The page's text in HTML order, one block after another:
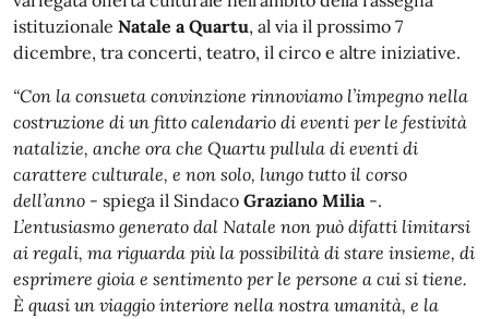
istituzionale Natale a Quartu, al via il prossimo 7
dicembre, tra concerti, teatro, il circo e altre iniziative.
“Con la consueta convinzione rinnoviamo l’impegno nella
costruzione di un fitto calendario di eventi per le festività
natalizie, anche ora che Quartu pullula di eventi di
carattere culturale, e non solo, lungo tutto il corso
dell’anno - spiega il Sindaco Graziano Milia-.
L’entusiasmo generato dal Natale non può difatti limitarsi
ai regali, ma riguarda più la possibilità di stare insieme, di
esprimere gioia e sentimento per le persone a cui si tiene.
È quasi un viaggio interiore nella nostra umanità, e la